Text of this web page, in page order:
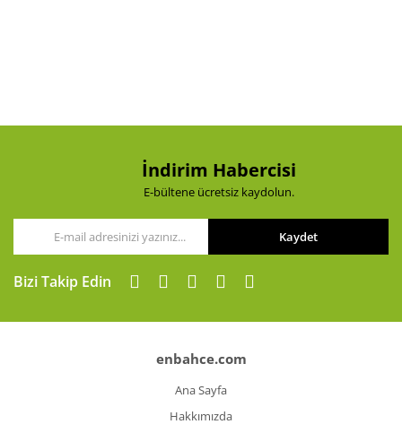
İndirim Habercisi
E-bültene ücretsiz kaydolun.
Kaydet
Bizi Takip Edin
enbahce.com
Ana Sayfa
Hakkımızda